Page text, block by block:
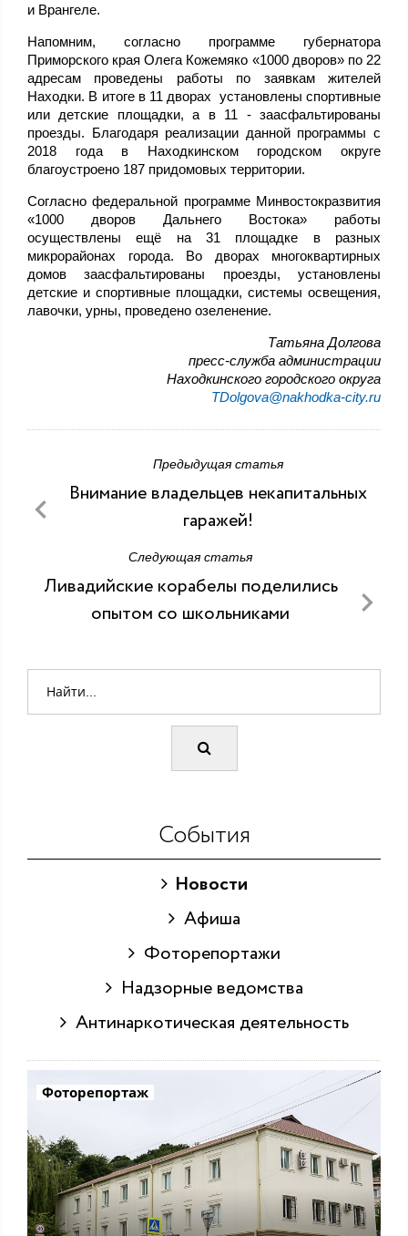
и Врангеле.
Напомним, согласно программе губернатора
Приморского края Олега Кожемяко «1000 дворов» по 22
адресам проведены работы по заявкам жителей
Находки. В итоге в 11 дворах установлены спортивные
или детские площадки, а в 11 - заасфальтированы
проезды. Благодаря реализации данной программы с
2018 года в Находкинском городском округе
благоустроено 187 придомовых территории.
Согласно федеральной программе Минвостокразвития
«1000 дворов Дальнего Востока» работы
осуществлены ещё на 31 площадке в разных
микрорайонах города. Во дворах многоквартирных
домов заасфальтированы проезды, установлены
детские и спортивные площадки, системы освещения,
лавочки, урны, проведено озеленение.
Татьяна Долгова
пресс-служба администрации
Находкинского городского округа
TDolgova@nakhodka-city.ru
Предыдущая статья
Внимание владельцев некапитальных
гаражей!
Следующая статья
Ливадийские корабелы поделились
опытом со школьниками
События
Новости
Афиша
Фоторепортажи
Надзорные ведомства
Антинаркотическая деятельность
Фоторепортаж